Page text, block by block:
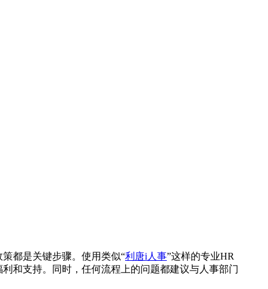
都是关键步骤。使用类似“利唐i人事”这样的专业HR
和支持。同时，任何流程上的问题都建议与人事部门